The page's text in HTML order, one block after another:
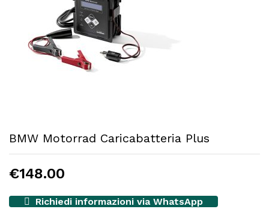
BMW Motorrad Caricabatteria Plus
€148.00
Richiedi informazioni via WhatsApp